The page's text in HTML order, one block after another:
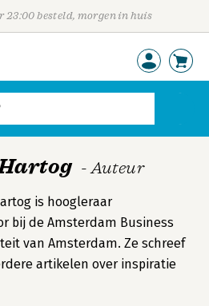
23:00 besteld, morgen in huis
- Auteur
is hoogleraar
bij de Amsterdam Business
van Amsterdam. Ze schreef
artikelen over inspiratie